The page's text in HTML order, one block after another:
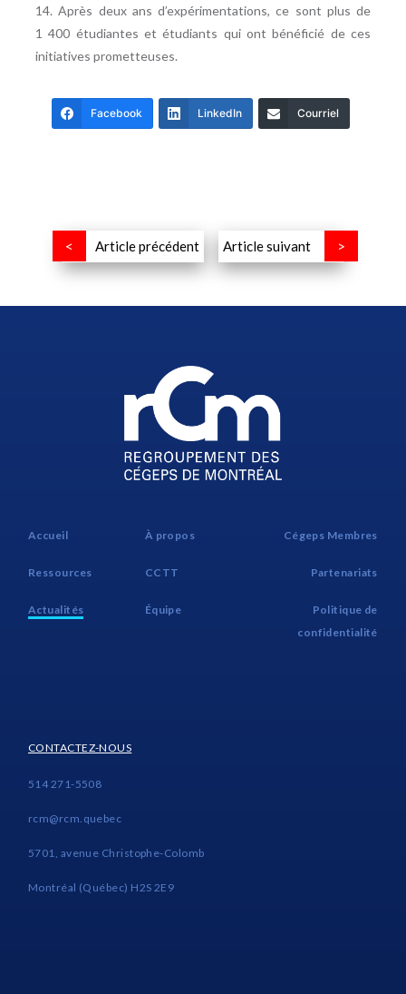
14. Après deux ans d’expérimentations, ce sont plus de
1 400 étudiantes et étudiants qui ont bénéficié de ces
initiatives prometteuses.
Facebook LinkedIn Courriel
Article précédent Article suivant
Accueil À propos Cégeps Membres
Ressources CCTT Partenariats
Actualités Équipe
Politique de
confidentialité
CONTACTEZ-NOUS
514 271-5508
rcm@rcm.quebec
5701, avenue Christophe-Colomb
Montréal (Québec) H2S 2E9